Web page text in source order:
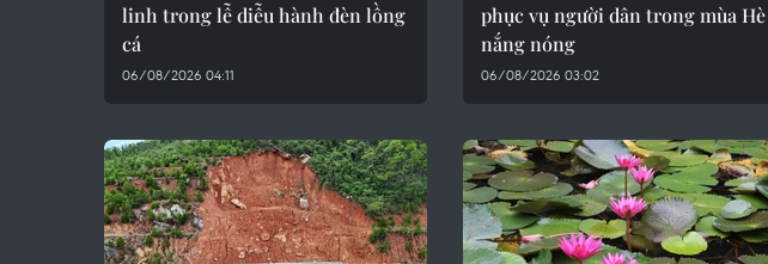
linh trong lễ diễu hành đèn lồng
cá
06/08/2026 04:11
phục vụ người dân trong mùa Hè
nắng nóng
06/08/2026 03:02